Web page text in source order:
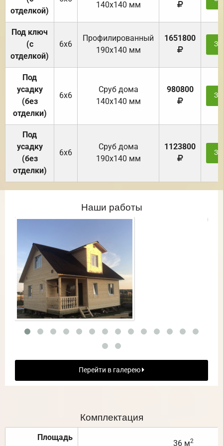
отделкой)
140х140 мм
Под ключ
(с
отделкой)
6х6
Профилированный
190х140 мм
1651800
Под
усадку
(без
отделки)
6х6
Cруб дома
140х140 мм
980800
Под
усадку
(без
отделки)
6х6
Cруб дома
190х140 мм
1123800
Наши работы
Перейти в галерею
Комплектация
Площадь
36 м2